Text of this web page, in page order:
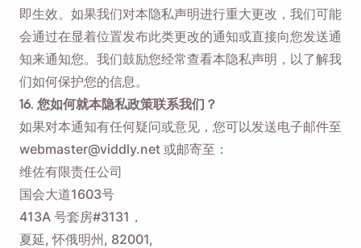
即生效。如果我们对本隐私声明进行重大更改，我们可能
会通过在显着位置发布此类更改的通知或直接向您发送通
知来通知您。我们鼓励您经常查看本隐私声明，以了解我
们如何保护您的信息。
16. 您如何就本隐私政策联系我们？
如果对本通知有任何疑问或意见，您可以发送电子邮件至
webmaster@viddly.net 或邮寄至：
维佐有限责任公司
国会大道1603号
413A 号套房#3131，
夏延, 怀俄明州, 82001,